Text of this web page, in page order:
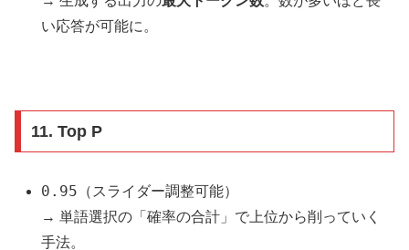
い応答が可能に。
11. Top P
0.95 （スライダー調整可能）
→ 単語選択の「確率の合計」で上位から削っていく
手法。